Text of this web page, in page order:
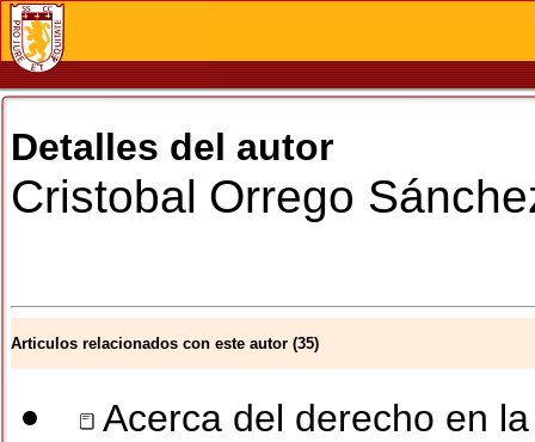
Detalles del autor
Cristobal Orrego
Articulos relacionados con este autor (35)
Acerca del derecho en